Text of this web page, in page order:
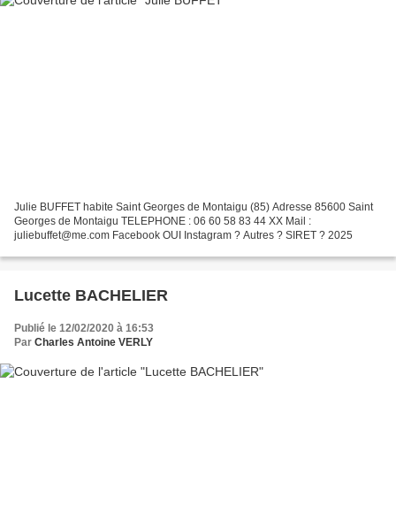
Julie BUFFET habite Saint Georges de Montaigu (85) Adresse 85600 Saint
Georges de Montaigu TELEPHONE : 06 60 58 83 44 XX Mail :
juliebuffet@me.com Facebook OUI Instagram ? Autres ? SIRET ? 2025
Lucette BACHELIER
Publié le 12/02/2020 à 16:53
Par Charles Antoine VERLY